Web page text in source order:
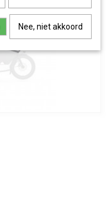
Nee, niet akkoord